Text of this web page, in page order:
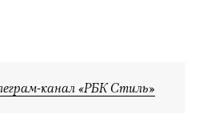
канал «РБК Стиль»